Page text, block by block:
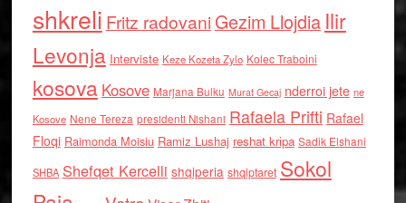
shkreli Fritz radovaniGezim Llojdia Ilir
Levonja Interviste Keze Kozeta Zylo Kolec Traboini
kosova Kosove Marjana Bulku Murat Gecaj nderroi jete ne
Kosove Nene Tereza presidenti Nishani Rafaela Prifti Rafael
Floqi Raimonda Moisiu Ramiz Lushaj reshat kripa Sadik Elshani
SHBA Shefqet Kercelli shqiperia shqiptaret Sokol